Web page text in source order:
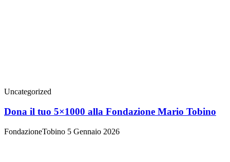
Uncategorized
Dona il tuo 5×1000 alla Fondazione Mario Tobino
FondazioneTobino 5 Gennaio 2026